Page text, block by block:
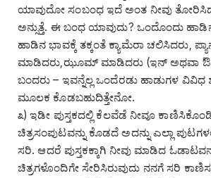
ಯಾವುದೋ ಸಂಬಂಧ ಇದೆ ಅಂತ ನೀವು
ಅನ್ಸುತ್ತೆ. ಈ ಬಂಧ ಯಾವುದು? ಒಂದೊಂದು
ಹಾಡಿನ ಭಾವಕ್ಕೆ ತಕ್ಕಂತೆ ಕ್ಯಾಮೆರಾ ಚಲಿಸಿದರು,
ಮಾಡಿದರು,ಝೂಮ್ ಮಾಡಿದರು (ಇನ್ ಅಥವಾ
ಬಂದರು – ಇವನ್ನೆಲ್ಲ ಒಂದೆರಡು ಹಾಡುಗಳ
ಮೂಲಕ ಕೊಡಬಹುದಿತ್ತೇನೋ.
೩) ಇಡೀ ಪುಸ್ತಕದಲ್ಲಿ ಕೆಲವೆಡೆ ನೀವೂ
ಚಿತ್ರಸಂಪುಟವನ್ನು ಕೊಡದೆ ಅದನ್ನು ಎಲ್ಲಾ
ಸರಿ. ಆದರೆ ಪುಸ್ತಕಕ್ಕಾಗಿ ನೀವು ಮಾಡಿದ
ಚಿತ್ರಗಳೊಂದಿಗೇ ಸೇರಿಸಿರುವುದು ನನಗೆ ಸರಿ